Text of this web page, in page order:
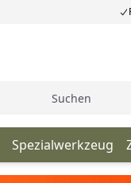
Spezialwerkzeug